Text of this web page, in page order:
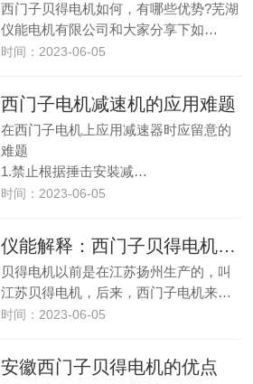
西门子贝得电机如何，有哪些优势?芜湖
仪能电机有限公司和大家分享下如…
时间：2023-06-05
西门子电机减速机的应用难题
在西门子电机上应用减速器时应留意的
难题
1.禁止根据捶击安裝减…
时间：2023-06-05
仪能解释：西门子贝得电机和西门子电机是否一样
贝得电机以前是在江苏扬州生产的，叫
江苏贝得电机，后来，西门子电机来…
时间：2023-06-05
安徽西门子贝得电机的优点